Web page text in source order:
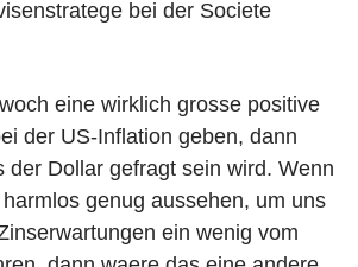
bei der Societe
eine wirklich grosse positive
der US-Inflation geben, dann
der Dollar gefragt sein wird. Wenn
genug aussehen, um uns
ein wenig vom